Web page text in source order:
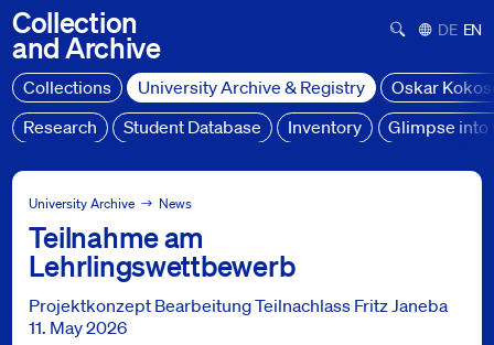
Collection
andArchive
Deutsch
Collections University Archive & Registry
Oskar
Research
Student Database Inventory
Glimpse into
News
Teilnahme am Lehrlingswettbewerb
University Archive News
Teilnahme am
Lehrlingswettbewerb
Projektkonzept Bearbeitung Teilnachlass Fritz Janeba
11. May 2026